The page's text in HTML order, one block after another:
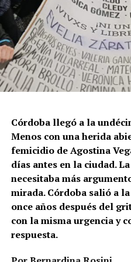
Córdoba llegó a la
Menos con una herida
femicidio de Agostina
días antes en la ciudad.
necesitaba más
mirada. Córdoba salió a
once años después del
con la misma urgencia y
respuesta.